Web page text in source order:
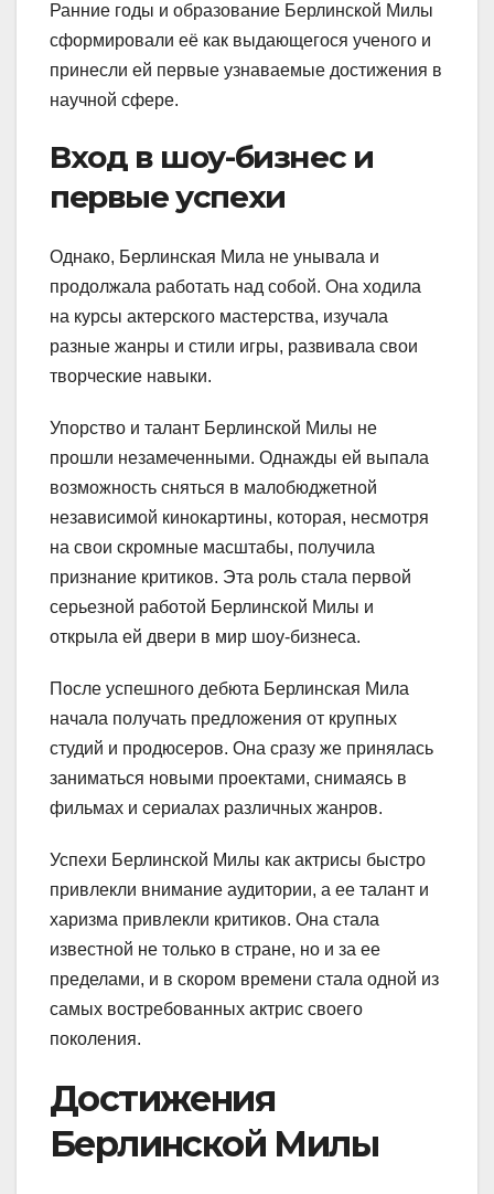
Ранние годы и образование Берлинской Милы
сформировали её как выдающегося ученого и
принесли ей первые узнаваемые достижения в
научной сфере.
Вход в шоу-бизнес и
первые успехи
Однако, Берлинская Мила не унывала и
продолжала работать над собой. Она ходила
на курсы актерского мастерства, изучала
разные жанры и стили игры, развивала свои
творческие навыки.
Упорство и талант Берлинской Милы не
прошли незамеченными. Однажды ей выпала
возможность сняться в малобюджетной
независимой кинокартины, которая, несмотря
на свои скромные масштабы, получила
признание критиков. Эта роль стала первой
серьезной работой Берлинской Милы и
открыла ей двери в мир шоу-бизнеса.
После успешного дебюта Берлинская Мила
начала получать предложения от крупных
студий и продюсеров. Она сразу же принялась
заниматься новыми проектами, снимаясь в
фильмах и сериалах различных жанров.
Успехи Берлинской Милы как актрисы быстро
привлекли внимание аудитории, а ее талант и
харизма привлекли критиков. Она стала
известной не только в стране, но и за ее
пределами, и в скором времени стала одной из
самых востребованных актрис своего
поколения.
Достижения
Берлинской Милы